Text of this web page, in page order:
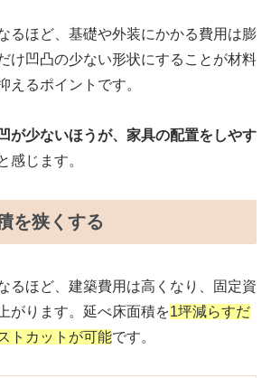
るほど、基礎や外装にかかる費用は膨
け凹凸の少ない形状にすることが材料
えるポイントです。
が少ないほうが、 家具の配置をしやす
感じます。
を狭くする
るほど、建築費用は高くなり、固定資
がります。延べ床面積を1坪減らすだ
トカットが可能です。